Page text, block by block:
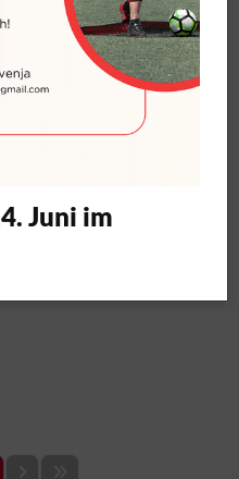
Juni im